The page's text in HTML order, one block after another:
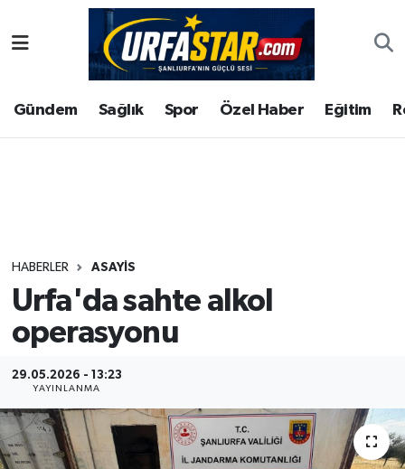
Gündem Sağlık Spor Özel Haber Eğitim
HABERLER ASAYİS
Urfa'da sahte alkol
operasyonu
29.05.2026 - 13:23
YAYINLANMA
ASAYİS
ÇEVRE
Gündem
Kültür
Magazin
Şanlıurfa Nöbetçi Eczaneler
Şanlıurfa Hava Durumu
Tüm Manşetler
Son Dakika Haberleri
Haber Arşivi